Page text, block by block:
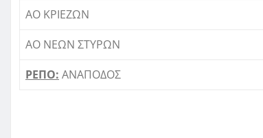
ΑΟ ΚΡΙΕΖΩΝ
ΑΟ ΝΕΩΝ ΣΤΥΡΩΝ
ΡΕΠΟ: ΑΝΑΠΟΔΟΣ